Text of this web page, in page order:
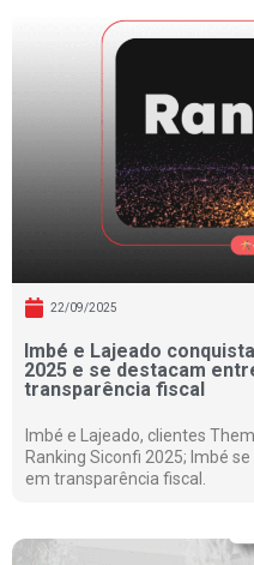
22/09/2025
Imbé e Lajeado
2025 e se destacam
transparência fiscal
Imbé e Lajeado, clientes
Ranking Siconfi 2025; Imbé
em transparência fiscal.